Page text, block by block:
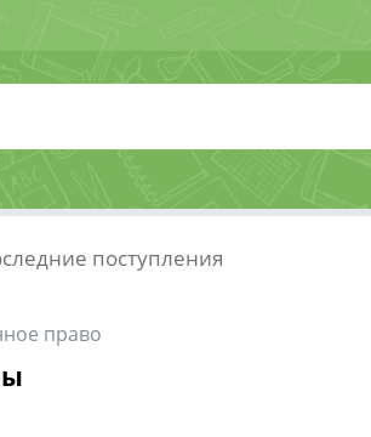
поступления
право